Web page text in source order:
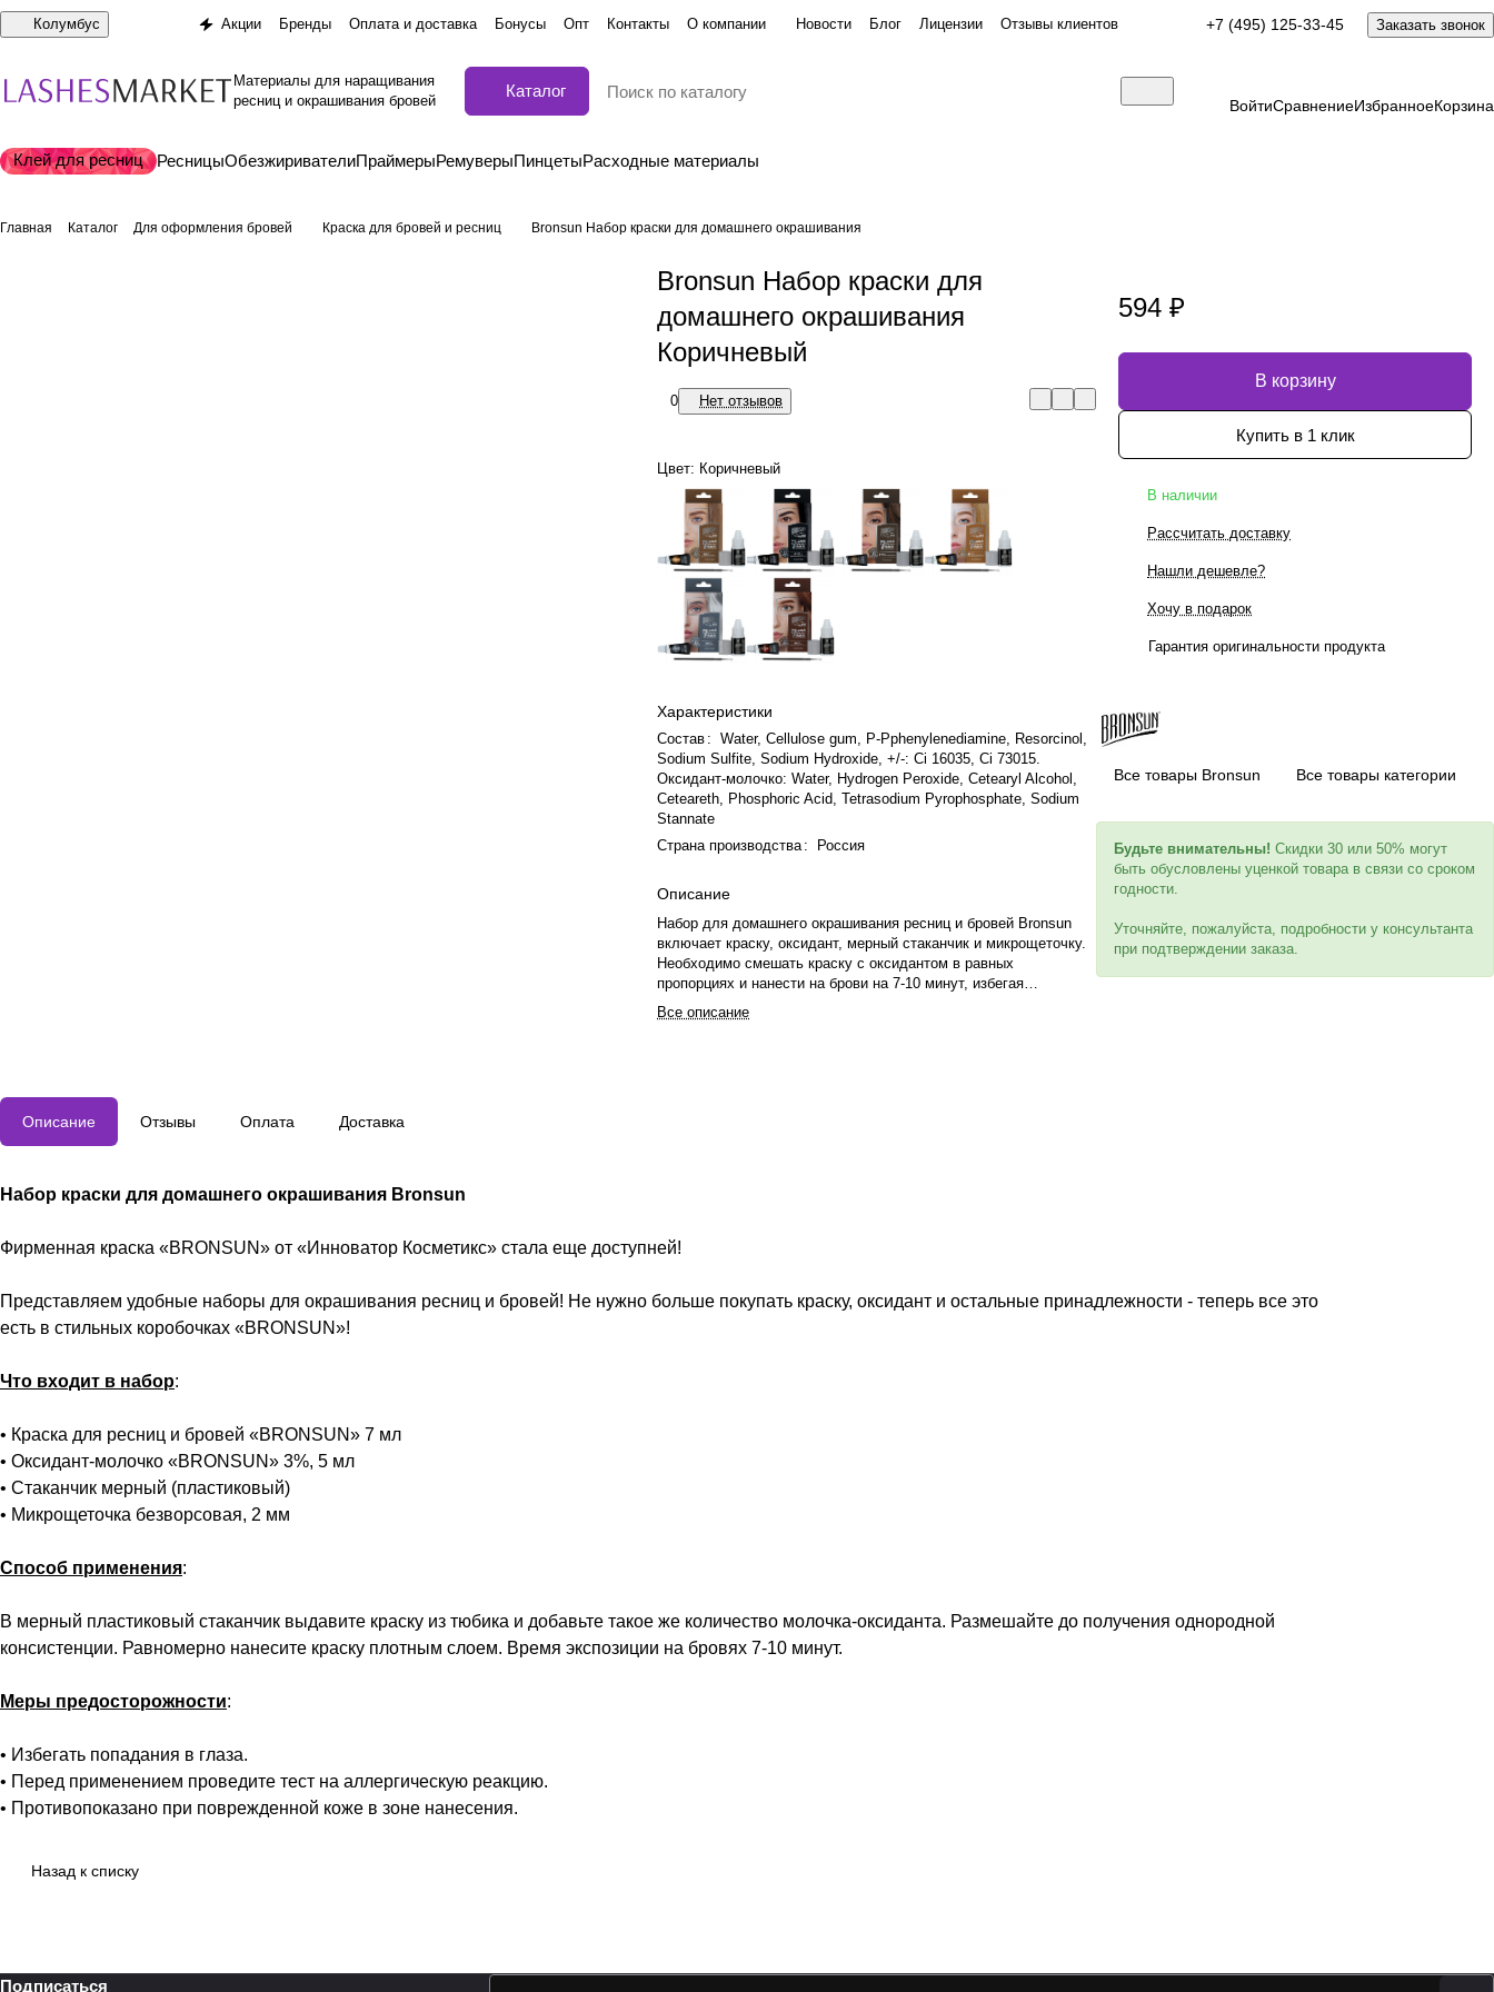
Колумбус Акции Бренды Оплата и доставка Бонусы Опт Контакты О компании Новости Блог Лицензии Отзывы клиентов +7 (495) 125-33-45 Заказать звонок
Материалы для наращивания
ресниц и окрашивания бровей
Каталог
ВойтиСравнениеИзбранноеКорзина
Клей для ресниц РесницыОбезжиривателиПраймерыРемуверыПинцетыРасходные материалы
Главная Каталог Для оформления бровей Краска для бровей и ресниц Bronsun Набор краски для домашнего окрашивания
Bronsun Набор краски для
домашнего окрашивания
Коричневый
0 Нет отзывов
Цвет: Коричневый
Характеристики
Состав :
Water, Cellulose gum, P-Pphenylenediamine, Resorcinol,
Sodium Sulfite, Sodium Hydroxide, +/-: Ci 16035, Ci 73015.
Оксидант-молочко: Water, Hydrogen Peroxide, Cetearyl Alcohol,
Ceteareth, Phosphoric Acid, Tetrasodium Pyrophosphate, Sodium
Stannate
Страна производства: Россия
Описание
Набор для домашнего окрашивания ресниц и бровей Bronsun
включает краску, оксидант, мерный стаканчик и микрощеточку.
Необходимо смешать краску с оксидантом в равных
пропорциях и нанести на брови на 7-10 минут, избегая
попадания в глаза и предварительно проверив на аллергию.
Противопоказано при поврежденной коже.
Все описание
594 ₽
В корзину
Купить в 1 клик
В наличии
Рассчитать доставку
Нашли дешевле?
Хочу в подарок
Гарантия оригинальности продукта
Все товары Bronsun Все товары категории
Будьте внимательны! Скидки 30 или 50% могут
быть обусловлены уценкой товара в связи со сроком
годности.
Уточняйте, пожалуйста, подробности у консультанта
при подтверждении заказа.
Описание Отзывы Оплата Доставка
Набор краски для домашнего окрашивания Bronsun
Фирменная краска «BRONSUN» от «Инноватор Косметикс» стала еще доступней!
Представляем удобные наборы для окрашивания ресниц и бровей! Не нужно больше покупать краску, оксидант и остальные принадлежности - теперь все это
есть в стильных коробочках «BRONSUN»!
Что входит в набор:
• Краска для ресниц и бровей «BRONSUN» 7 мл
• Оксидант-молочко «BRONSUN» 3%, 5 мл
• Стаканчик мерный (пластиковый)
• Микрощеточка безворсовая, 2 мм
Способ применения:
В мерный пластиковый стаканчик выдавите краску из тюбика и добавьте такое же количество молочка-оксиданта. Размешайте до получения однородной
консистенции. Равномерно нанесите краску плотным слоем. Время экспозиции на бровях 7-10 минут.
Меры предосторожности:
• Избегать попадания в глаза.
• Перед применением проведите тест на аллергическую реакцию.
• Противопоказано при поврежденной коже в зоне нанесения.
Назад к списку
Подписаться